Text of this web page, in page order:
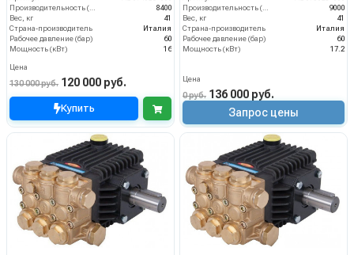
Производительность (л/ч)
8400
Вес, кг
41
Страна-производитель
Италия
Рабочее давление (бар)
60
Мощность (кВт)
16
Цена
130 000 руб. 120 000 руб.
Купить
Производительность (л/ч)
9000
Вес, кг
41
Страна-производитель
Италия
Рабочее давление (бар)
60
Мощность (кВт)
17.2
Цена
0 руб. 136 000 руб.
Запрос цены